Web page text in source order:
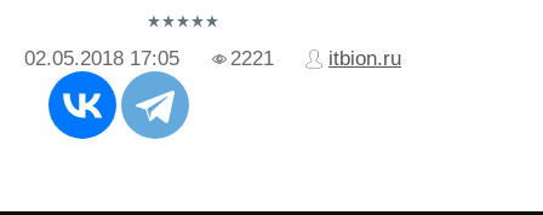
02.05.2018 17:05 2221 itbion.ru